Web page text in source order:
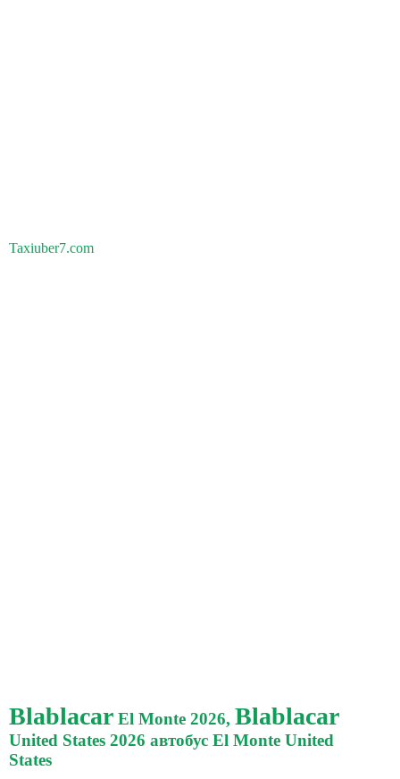
Taxiuber7.com
Blablacar El Monte 2026, Blablacar
United States 2026 автобус El Monte United
States